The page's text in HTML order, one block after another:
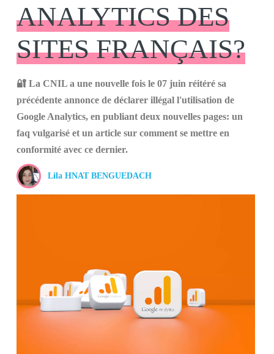
ANALYTICS DES
SITES FRANÇAIS?
🔐 La CNIL a une nouvelle fois le 07 juin réitéré sa
précédente annonce de déclarer illégal l'utilisation de
Google Analytics, en publiant deux nouvelles pages: un
faq vulgarisé et un article sur comment se mettre en
conformité avec ce dernier.
Lila HNAT BENGUEDACH